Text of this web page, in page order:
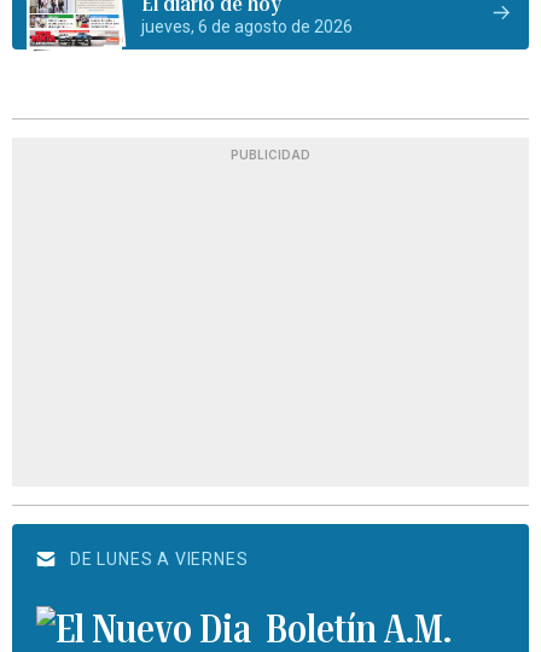
jueves, 6 de agosto de 2026
PUBLICIDAD
DE LUNES A VIERNES
Boletín A.M.